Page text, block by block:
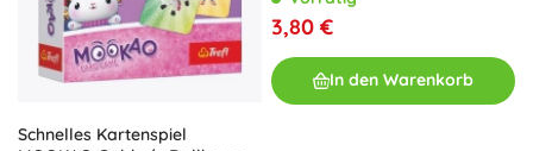
Schnelles Kartenspiel
3,80 €
In den Warenkorb